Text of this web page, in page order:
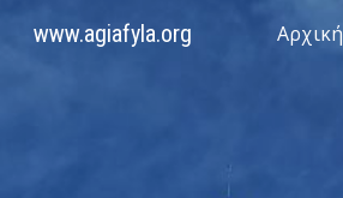
www.agiafyla.org Αρχική